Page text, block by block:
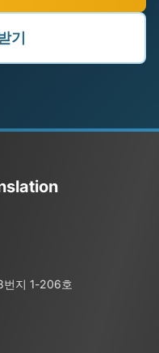
기
번지 1-206호